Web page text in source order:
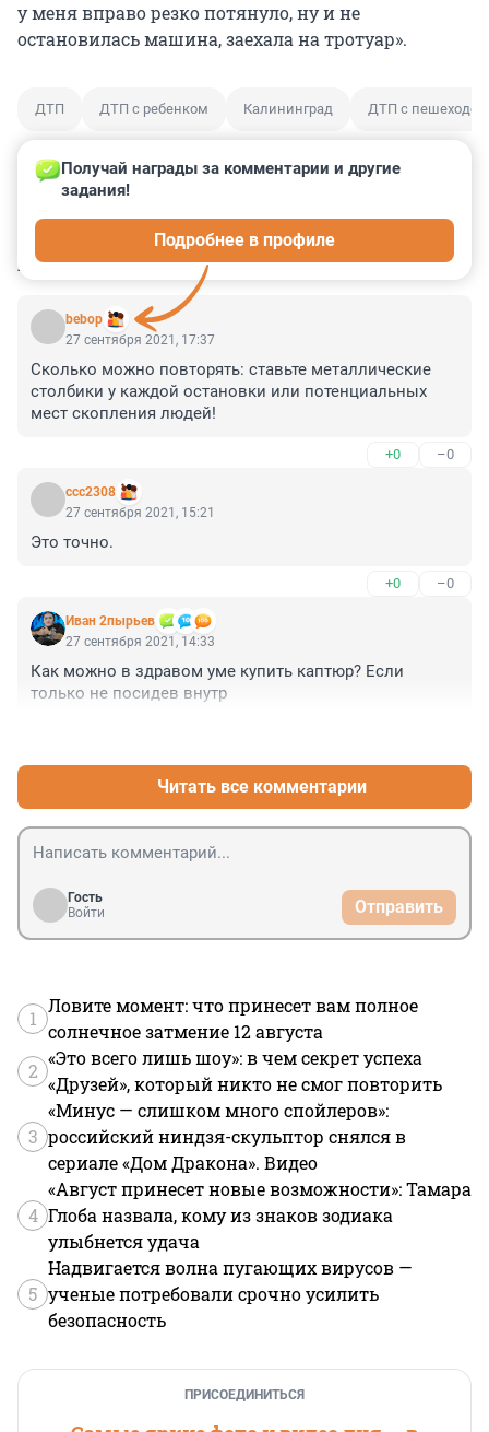
у меня вправо резко потянуло, ну и не
остановилась машина, заехала на тротуар».
ДТП ДТП с ребенком Калининград ДТП с пешеходом
КОММЕНТАРИИ 4
bebop
Получай награды за комментарии и другие
задания!
Подробнее в профиле
27 сентября 2021, 17:37
Сколько можно повторять: ставьте металлические
столбики у каждой остановки или потенциальных
мест скопления людей!
+0 –0
ccc2308
27 сентября 2021, 15:21
Это точно.
+0 –0
Иван 2пырьев
27 сентября 2021, 14:33
Как можно в здравом уме купить каптюр? Если
только не посидев внутр
Читать все комментарии
Гость
Войти
Отправить
1
Ловите момент: что принесет вам полное
солнечное затмение 12 августа
2
«Это всего лишь шоу»: в чем секрет успеха
«Друзей», который никто не смог повторить
3
«Минус — слишком много спойлеров»:
российский ниндзя-скульптор снялся в
сериале «Дом Дракона». Видео
4
«Август принесет новые возможности»: Тамара
Глоба назвала, кому из знаков зодиака
улыбнется удача
5
Надвигается волна пугающих вирусов —
ученые потребовали срочно усилить
безопасность
ПРИСОЕДИНИТЬСЯ